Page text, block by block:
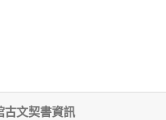
古文契書資訊